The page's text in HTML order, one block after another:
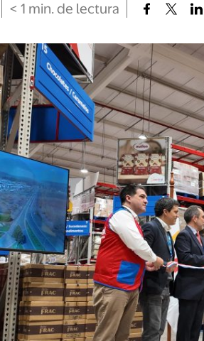
< 1 min. de lectura